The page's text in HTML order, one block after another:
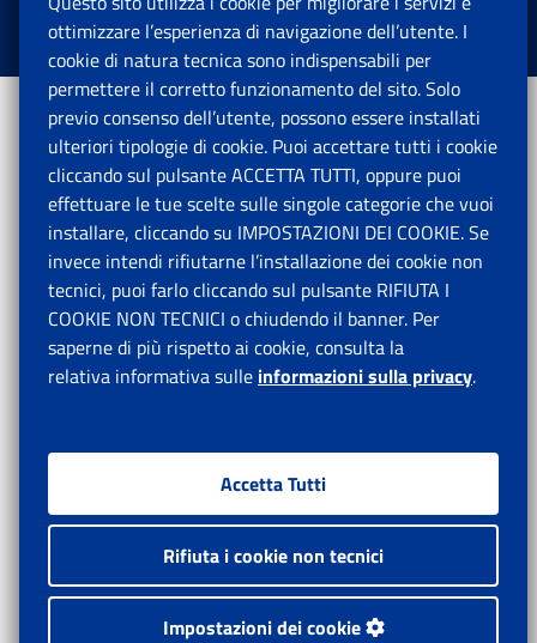
Tutti i diritti riservati.
ottimizzare l’esperienza di navigazione dell’utente. I
cookie di natura tecnica sono indispensabili per
permettere il corretto funzionamento del sito. Solo
previo consenso dell’utente, possono essere installati
ulteriori tipologie di cookie. Puoi accettare tutti i cookie
cliccando sul pulsante ACCETTA TUTTI, oppure puoi
effettuare le tue scelte sulle singole categorie che vuoi
installare, cliccando su IMPOSTAZIONI DEI COOKIE. Se
invece intendi rifiutarne l’installazione dei cookie non
tecnici, puoi farlo cliccando sul pulsante RIFIUTA I
COOKIE NON TECNICI o chiudendo il banner. Per
saperne di più rispetto ai cookie, consulta la
relativa informativa sulle informazioni sulla privacy.
Accetta Tutti
Rifiuta i cookie non tecnici
Impostazioni dei cookie